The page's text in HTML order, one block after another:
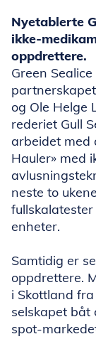
Nyetablerte
ikke-
oppdrettere.
Green
og Ole Helge
rederiet Gull
arbeidet med
Hauler» med
neste to
enheter.
Samtidig er
oppdrettere.
i Skottland
selskapet båt
spot-